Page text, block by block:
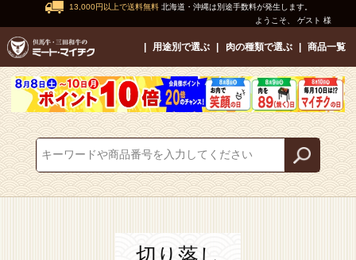
13,000円以上で送料無料 北海道・沖縄は別途手数料が発生します。
ようこそ、 ゲスト 様
用途別で選ぶ 肉の種類で選ぶ 商品一覧